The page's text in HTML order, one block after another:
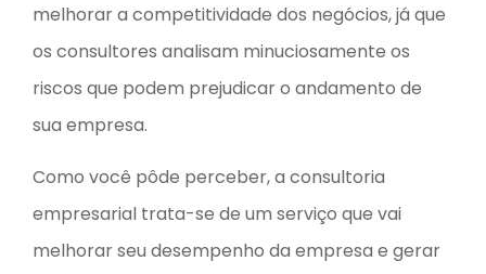
melhorar a competitividade dos negócios, já que
os consultores analisam minuciosamente os
riscos que podem prejudicar o andamento de
sua empresa.
Como você pôde perceber, a consultoria
empresarial trata-se de um serviço que vai
melhorar seu desempenho da empresa e gerar